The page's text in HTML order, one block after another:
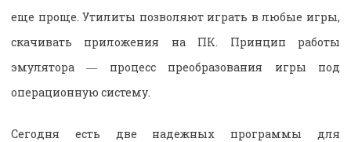
еще проще. Утилиты позволяют играть в любые игры,
скачивать приложения на ПК. Принцип работы
эмулятора ― процесс преобразования игры под
операционную систему.
Сегодня есть две надежных программы для